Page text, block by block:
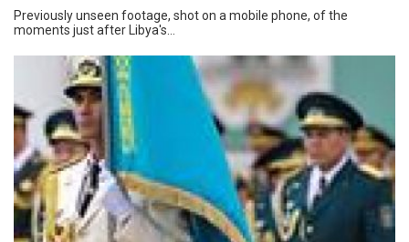
Previously unseen footage, shot on a mobile phone, of the
moments just after Libya's...